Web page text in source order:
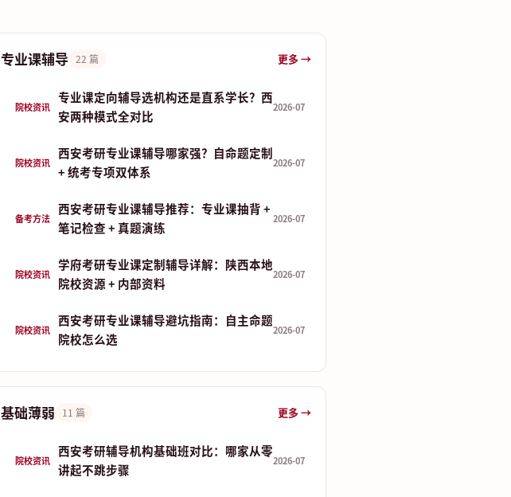
专业课辅导 22 篇 更多 →
院校资讯
专业课定向辅导选机构还是直系学长？西
安两种模式全对比
2026-07
院校资讯
西安考研专业课辅导哪家强？自命题定制
+ 统考专项双体系
2026-07
备考方法
西安考研专业课辅导推荐：专业课抽背 +
笔记检查 + 真题演练
2026-07
院校资讯
学府考研专业课定制辅导详解：陕西本地
院校资源 + 内部资料
2026-07
院校资讯
西安考研专业课辅导避坑指南：自主命题
院校怎么选
2026-07
基础薄弱 11 篇 更多 →
院校资讯
西安考研辅导机构基础班对比：哪家从零
讲起不跳步骤
2026-07